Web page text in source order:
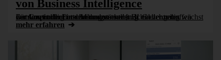
von Business Intelligence
Für Controlling und Management ist BI ein zentrales Instrument der Unternehmenssteuerung. Gleichzeitig wächst der Anspruch: Entscheidungen sollen schneller getroffen werden, fundierter sein und stärker [...]
mehr erfahren